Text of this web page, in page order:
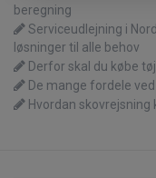
beregning
Serviceudlejning i
løsninger til alle behov
Derfor skal du købe
De mange fordele
Hvordan skovrejsning